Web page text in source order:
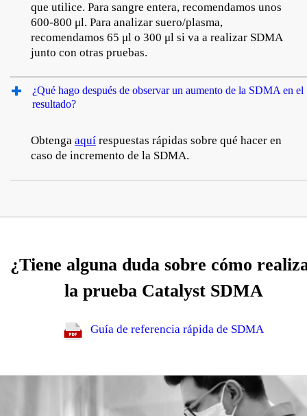
que utilice. Para sangre entera, recomendamos unos
600-800 μl. Para analizar suero/plasma,
recomendamos 65 μl o 300 μl si va a realizar SDMA
junto con otras pruebas.
¿Qué hago después de observar un aumento de la SDMA en el
resultado?
Obtenga aquí respuestas rápidas sobre qué hacer en
caso de incremento de la SDMA.
¿Tiene alguna duda sobre cómo
la prueba Catalyst SDMA
Guía de referencia rápida de SDMA